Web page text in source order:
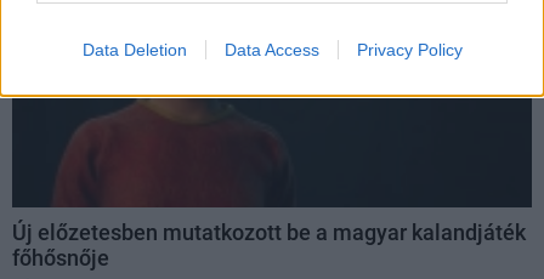
Data Deletion Data Access Privacy Policy
Új előzetesben mutatkozott be a magyar kalandjáték
főhősnője